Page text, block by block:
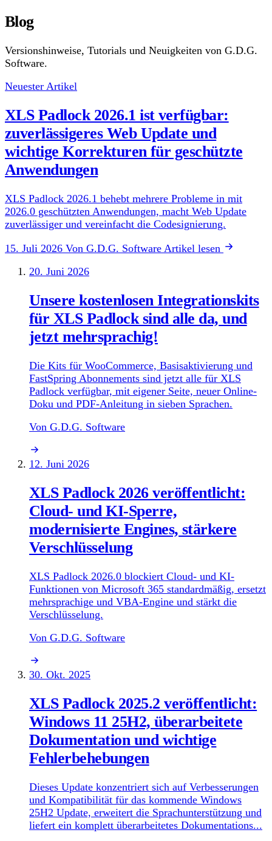
Blog
Versionshinweise, Tutorials und Neuigkeiten von G.D.G.
Software.
Neuester Artikel
XLS Padlock 2026.1 ist verfügbar:
zuverlässigeres Web Update und
wichtige Korrekturen für geschützte
Anwendungen
XLS Padlock 2026.1 behebt mehrere Probleme in mit
2026.0 geschützten Anwendungen, macht Web Update
zuverlässiger und vereinfacht die Codesignierung.
15. Juli 2026 Von G.D.G. Software Artikel lesen
20. Juni 2026
Unsere kostenlosen Integrationskits
für XLS Padlock sind alle da, und
jetzt mehrsprachig!
Die Kits für WooCommerce, Basisaktivierung und
FastSpring Abonnements sind jetzt alle für XLS
Padlock verfügbar, mit eigener Seite, neuer Online-
Doku und PDF-Anleitung in sieben Sprachen.
Von G.D.G. Software
12. Juni 2026
XLS Padlock 2026 veröffentlicht:
Cloud- und KI-Sperre,
modernisierte Engines, stärkere
Verschlüsselung
XLS Padlock 2026.0 blockiert Cloud- und KI-
Funktionen von Microsoft 365 standardmäßig, ersetzt
mehrsprachige und VBA-Engine und stärkt die
Verschlüsselung.
Von G.D.G. Software
30. Okt. 2025
XLS Padlock 2025.2 veröffentlicht:
Windows 11 25H2, überarbeitete
Dokumentation und wichtige
Fehlerbehebungen
Dieses Update konzentriert sich auf Verbesserungen
und Kompatibilität für das kommende Windows
25H2 Update, erweitert die Sprachunterstützung und
liefert ein komplett überarbeitetes Dokumentations...